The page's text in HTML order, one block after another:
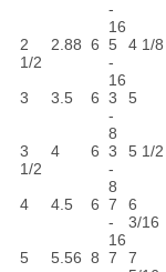
-
16
2
1/2
2.88 6 5
-
16
4 1/8
3 3.5 6 3
-
8
5
3
1/2
4 6 3
-
8
5 1/2
4 4.5 6 7
-
16
6
3/16
5 5.56 8 7
7